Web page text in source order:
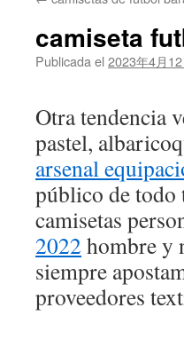
camiseta
Publicada el 2023年4月12
Otra tendencia
pastel,
arsenal
público de todo
camisetas
2022 hombre y
siempre
proveedores